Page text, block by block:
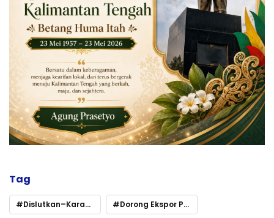
Tag
Dislutkan–Karantina Kalteng Perkuat Sinergi Dorong Ekspor Perikanan Langsung dari Daerah